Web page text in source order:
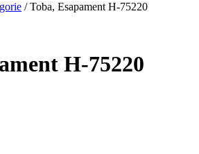
/ Toba, Esapament H-75220
H-75220